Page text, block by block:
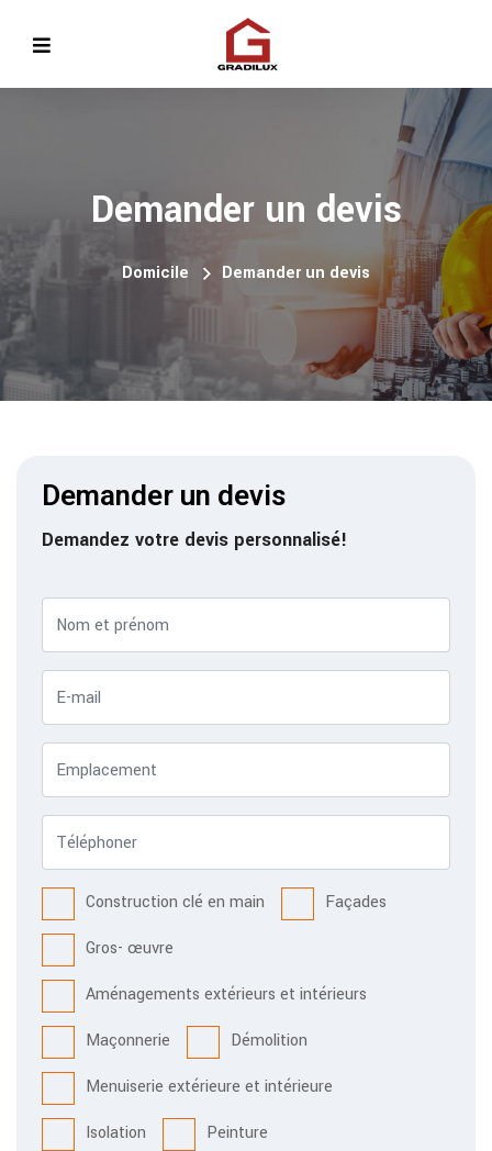
Demander un devis
Domicile Demander un devis
Demander un devis
Demandez votre devis personnalisé!
Construction clé en main
Façades
Gros- œuvre
Aménagements extérieurs et intérieurs
Maçonnerie
Démolition
Menuiserie extérieure et intérieure
Isolation
Peinture